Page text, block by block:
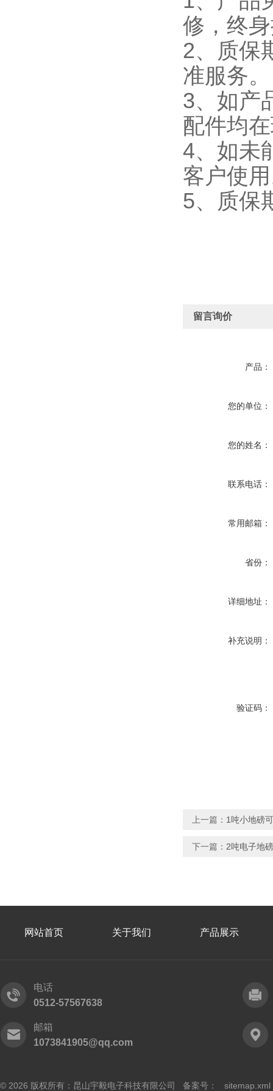
修，终
2、质保
准
3、如产
配件均
4、如未
客户使
5、质保
留言询价
产品：
您的单位：
您的姓名：
联系电话：
常用邮箱：
省份：
详细地址：
补充说明：
验证码：
上一篇： 1吨小地磅
下一篇： 2吨电子地
网站首页 关于我们 产品展示
电话
0512-57567638
邮箱
1073841905@qq.com
© 2026 版权所有：昆山宇毅电子科技有限公司 备案号： sitemap.xml